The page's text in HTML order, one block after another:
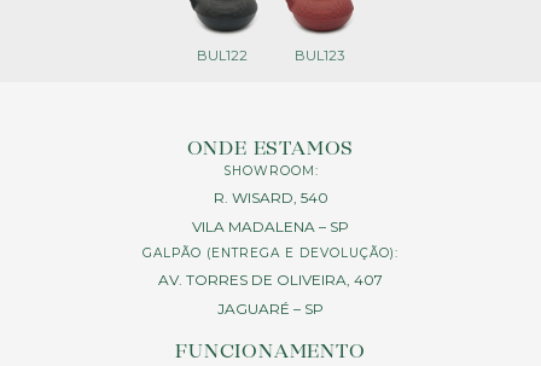
BUL122 BUL123
ONDE ESTAMOS
SHOWROOM:
R. WISARD, 540
VILA MADALENA – SP
GALPÃO (ENTREGA E DEVOLUÇÃO):
AV. TORRES DE OLIVEIRA, 407
JAGUARÉ – SP
FUNCIONAMENTO